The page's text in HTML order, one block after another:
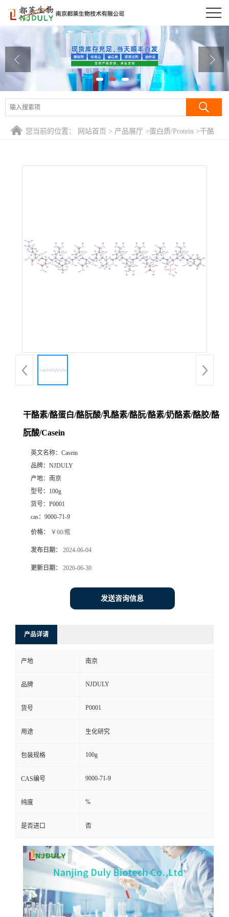
公司介绍
产品展厅
证书荣誉
您当前的位置： 网站首页 > 产品展厅 >蛋白质/Protein >干酪
干酪素/酪蛋白/酪朊酸/乳酪素/酪朊/酪素/奶酪素/酪胶/酪
朊酸/Casein
英文名称： Casein
品牌： NJDULY
产地： 南京
型号： 100g
货号： P0001
cas： 9000-71-9
价格： ￥60/瓶
发布日期： 2024-06-04
更新日期： 2026-06-30
发送咨询信息
产品详请
产地 南京
品牌 NJDULY
货号 P0001
用途 生化研究
包装规格 100g
CAS编号 9000-71-9
纯度 %
是否进口 否